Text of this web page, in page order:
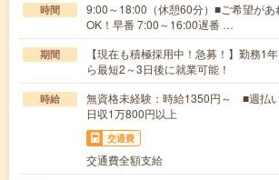
時間
9:00～18:00（休憩60分）■ご希望があ
OK！早番 7:00～16:00遅番 …
期間
【現在も積極採用中！急募！】勤務1
ら最短2～3日後に就業可能！
時給
無資格未経験：時給1350円～ ■週
日収1万800円以上
交通費
交通費全額支給